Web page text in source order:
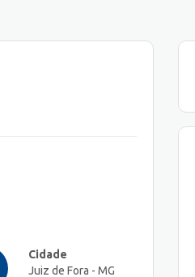
Cidade
Juiz de Fora - MG